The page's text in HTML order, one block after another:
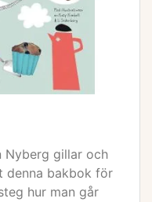
Nyberg gillar och
denna bakbok för
hur man går